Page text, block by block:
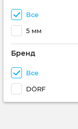
Все
5 мм
Бренд
Все
DÖRF